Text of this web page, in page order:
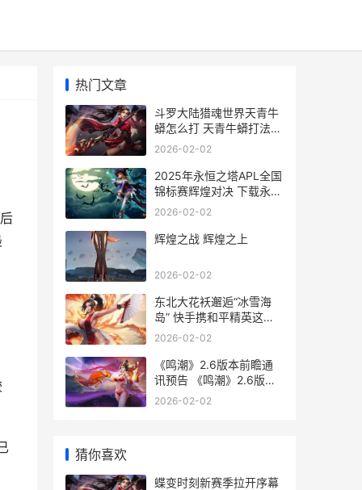
热门文章
斗罗大陆猎魂世界天青牛
蟒怎么打 天青牛蟒打法教
育 斗罗大陆猎魂世界如何
2026-02-02
2025年永恒之塔APL全国
锦标赛辉煌对决 下载永恒
之塔
2026-02-02
辉煌之战 辉煌之上
2026-02-02
东北大花袄邂逅“冰雪海
岛” 快手携和平精英这次
打算做点不一样的​ 东北大
2026-02-02
《鸣潮》2.6版本前瞻通
讯预告 《鸣潮》2.6版本
更新维护预告 -《鸣潮》
2026-02-02
猜你喜欢
蝶变时刻新赛季拉开序幕